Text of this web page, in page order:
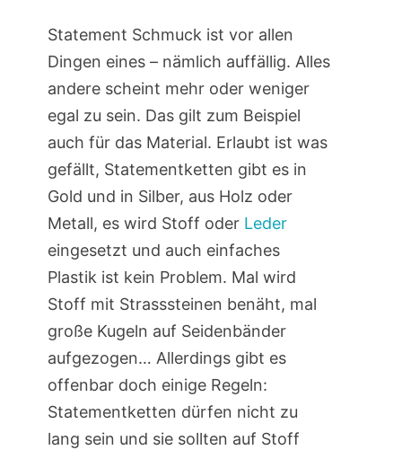
Statement Schmuck ist vor allen
Dingen eines – nämlich auffällig. Alles
andere scheint mehr oder weniger
egal zu sein. Das gilt zum Beispiel
auch für das Material. Erlaubt ist was
gefällt, Statementketten gibt es in
Gold und in Silber, aus Holz oder
Metall, es wird Stoff oder Leder
eingesetzt und auch einfaches
Plastik ist kein Problem. Mal wird
Stoff mit Strasssteinen benäht, mal
große Kugeln auf Seidenbänder
aufgezogen… Allerdings gibt es
offenbar doch einige Regeln:
Statementketten dürfen nicht zu
lang sein und sie sollten auf Stoff